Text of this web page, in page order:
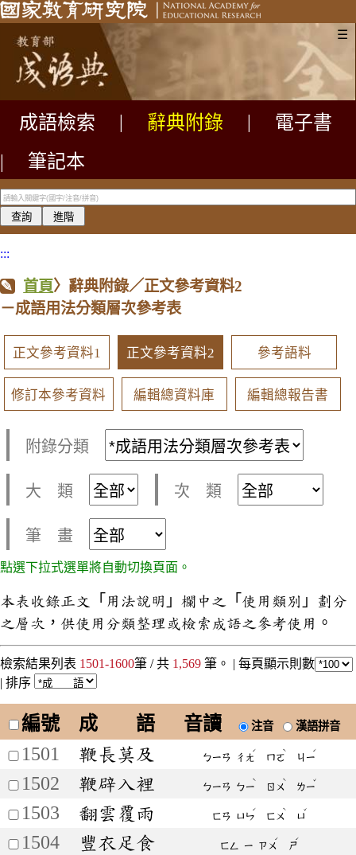
☰
成語檢索 辭典附錄
電子書
|
筆記本
:::
首頁〉辭典附錄／正文參考資料2
－成語用法分類層次參考表
正文參考資料1 正文參考資料2 參考語料
修訂本參考資料 編輯總資料庫 編輯總報告書
附錄分類
大 類 次 類
筆 畫
點選下拉式選單將自動切換頁面。
本表收錄正文「用法說明」欄中之「使用類別」劃分
之層次，供使用分類整理或檢索成語之參考使用。
檢索結果列表 1501-1600筆 / 共 1,569 筆。 | 每頁顯示則數
| 排序
編號 成 語 音讀 注音 漢語拼音
1501 鞭長莫及 ㄅㄧㄢ ㄔㄤ
ˊ
ㄇㄛ
ˋ
ㄐㄧ
ˊ
1502 鞭辟入裡 ㄅㄧㄢ ㄅㄧ
ˋ
ㄖㄨ
ˋ
ㄌㄧ
ˇ
1503 翻雲覆雨 ㄈㄢ ㄩㄣ
ˊ
ㄈㄨ
ˋ
ㄩ
ˇ
1504 豐衣足食 ㄈㄥ ㄧ ㄗㄨ
ˊ
ㄕ
ˊ